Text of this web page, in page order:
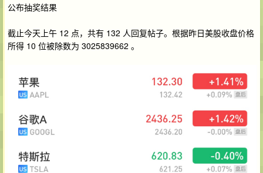
公布抽奖结果
截止今天上午 12 点，共有 132 人回复帖子。根据昨日美股收盘价格
所得 10 位被除数为 3025839662 。